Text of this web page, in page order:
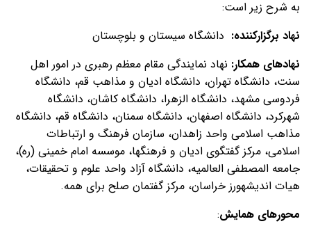
به شرح زیر است:
نهاد برگزارکننده: دانشگاه سیستان و بلوچستان
نهادهای همکار: نهاد نمایندگی مقام معظم رهبری در امور اهل
سنت، دانشگاه تهران، دانشگاه ادیان و مذاهب قم، دانشگاه
فردوسی مشهد، دانشگاه الزهرا، دانشگاه کاشان، دانشگاه
شهرکرد، دانشگاه اصفهان، دانشگاه سمنان، دانشگاه قم، دانشگاه
مذاهب اسلامی واحد زاهدان، سازمان فرهنگ و ارتباطات
اسلامی، مرکز گفتگوی ادیان و فرهنگ­ها، موسسه امام خمینی (ره)،
جامعه المصطفی العالمیه، دانشگاه آزاد واحد علوم و تحقیقات،
هیات اندیشه­ورز خراسان، مرکز گفتمان صلح برای همه.
محورهای همایش: